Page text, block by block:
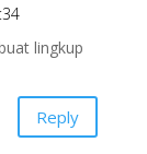
lingkup
Reply